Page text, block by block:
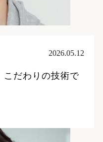
2026.05.12
こだわりの技術で